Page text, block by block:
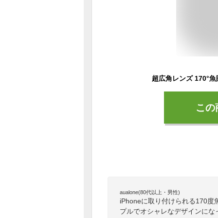
こ
aualone(80代以上・男性)
iPhoneに取り付けられる170度
プルでオシャレなデザインに